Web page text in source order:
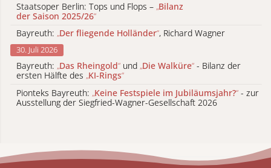
Staatsoper Berlin: Tops und Flops – „Bilanz
der Saison 2025/26“
Bayreuth: „Der fliegende Holländer“, Richard Wagner
30. Juli 2026
Bayreuth: „Das Rheingold“ und „Die Walküre“ - Bilanz der
ersten Hälfte des „KI-Rings“
Pionteks Bayreuth: „Keine Festspiele im Jubiläumsjahr?“ - zur
Ausstellung der Siegfried-Wagner-Gesellschaft 2026